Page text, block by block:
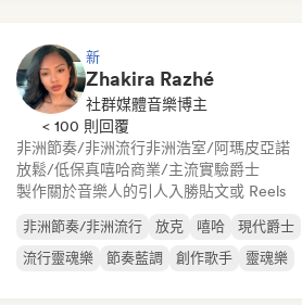
新
Zhakira Razhé
社群媒體音樂博主
< 100 則回覆
非洲節奏/非洲流行非洲浩室/阿瑪皮亞諾
放鬆/低保真嘻哈商業/主流實驗爵士
製作關於音樂人的引人入勝貼文或 Reels
非洲節奏/非洲流行 放克 嘻哈
現代爵士
流行靈魂樂
節奏藍調 創作歌手 靈魂樂